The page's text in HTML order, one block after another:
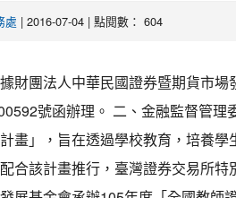
處 | 2016-07-04 | 點閱數： 604
財團法人中華民國證券暨期貨市
號函辦理。 二、金融監督管
畫」，旨在透過學校教育，培養
合該計畫推行，臺灣證券交易所